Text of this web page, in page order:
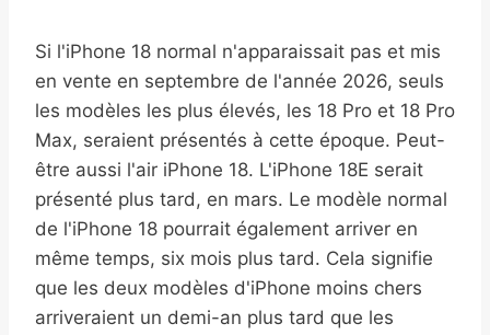
Si l'iPhone 18 normal n'apparaissait pas et mis
en vente en septembre de l'année 2026, seuls
les modèles les plus élevés, les 18 Pro et 18 Pro
Max, seraient présentés à cette époque. Peut-
être aussi l'air iPhone 18. L'iPhone 18E serait
présenté plus tard, en mars. Le modèle normal
de l'iPhone 18 pourrait également arriver en
même temps, six mois plus tard. Cela signifie
que les deux modèles d'iPhone moins chers
arriveraient un demi-an plus tard que les